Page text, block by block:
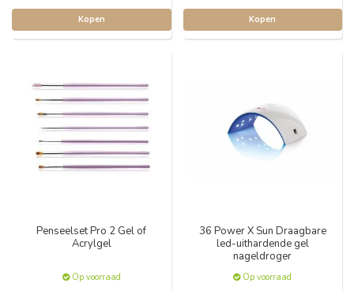
Kopen Kopen
Penseelset Pro 2 Gel of
Acrylgel
Op voorraad
36 Power X Sun Draagbare
led-uithardende gel
nageldroger
Op voorraad